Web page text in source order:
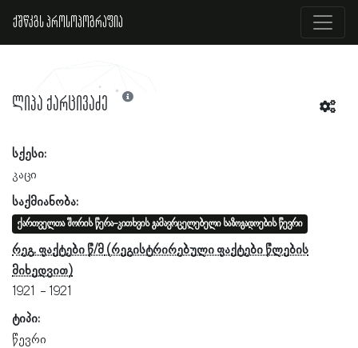
ქშწკგს პროსოპოგრაფია
ლიპა ქარცივაძე
სქესი:
კაცი
საქმიანობა:
ქართველთა შორის წერა-კითხვის გამავრცელებელი საზოგადოების წევრი
რეგ. ფაქტები წ/მ
1921
1921
ტიპი:
წევრი